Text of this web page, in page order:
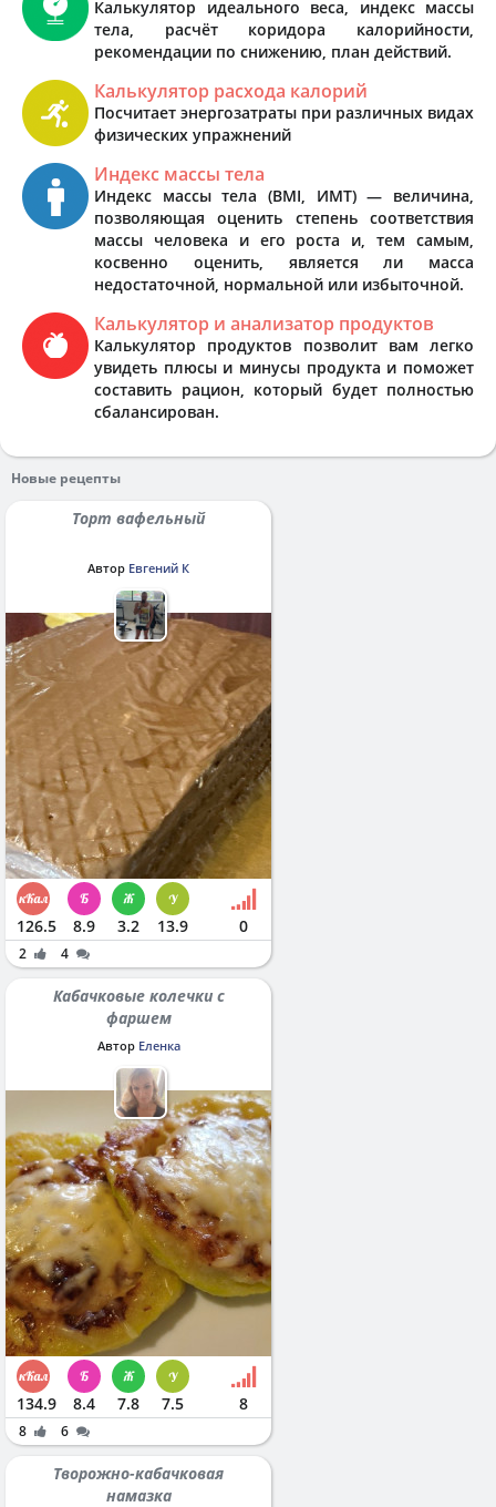
Калькулятор идеального веса, индекс массы
тела, расчёт коридора калорийности,
рекомендации по снижению, план действий.
Калькулятор расхода калорий
Посчитает энергозатраты при различных видах
физических упражнений
Индекс массы тела
Индекс массы тела (BMI, ИМТ) — величина,
позволяющая оценить степень соответствия
массы человека и его роста и, тем самым,
косвенно оценить, является ли масса
недостаточной, нормальной или избыточной.
Калькулятор и анализатор продуктов
Калькулятор продуктов позволит вам легко
увидеть плюсы и минусы продукта и поможет
составить рацион, который будет полностью
сбалансирован.
Новые рецепты
Торт вафельный
Автор Евгений К
126.5 8.9 3.2 13.9 0
2 4
Кабачковые колечки с
фаршем
Автор Еленка
134.9 8.4 7.8 7.5 8
8 6
Творожно-кабачковая
намазка